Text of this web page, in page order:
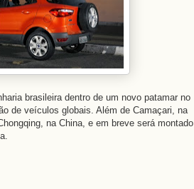
brasileira dentro de um novo patamar no
de veículos globais. Além de Camaçari, na
na China, e em breve será montado